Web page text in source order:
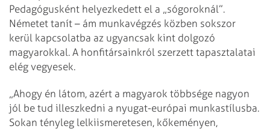
Pedagógusként helyezkedett el a „sógoroknál”.
Németet tanít – ám munkavégzés közben sokszor
kerül kapcsolatba az ugyancsak kint dolgozó
magyarokkal. A honfitársainkról szerzett tapasztalatai
elég vegyesek.
„Ahogy én látom, azért a magyarok többsége nagyon
jól be tud illeszkedni a nyugat-európai munkastílusba.
Sokan tényleg lelkiismeretesen, kőkeményen,